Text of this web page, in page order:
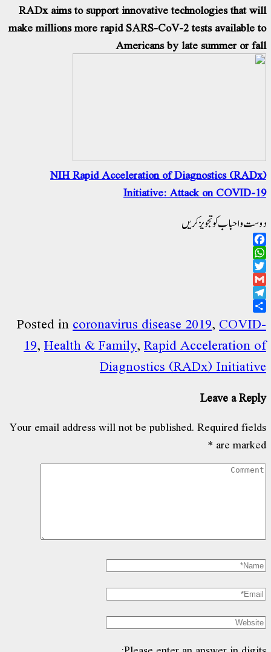
RADx aims to support innovative technologies that will
make millions more rapid SARS-CoV-2 tests available to
Americans by late summer or fall
NIH Rapid Acceleration of Diagnostics (RADx)
Initiative: Attack on COVID-19
دوست و احباب کو تجویز کریں
Facebook
WhatsApp
Twitter
Gmail
Telegram
Share
Posted incoronavirus disease 2019,COVID-
19,Health & Family,Rapid Acceleration of
Diagnostics (RADx) Initiative
Leave a Reply
Your email address will not be published. Required fields
are marked
*